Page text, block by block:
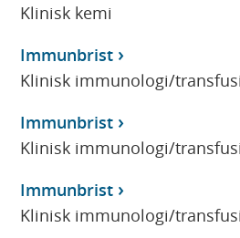
Klinisk kemi
Immunbrist
Klinisk immunologi/
Immunbrist
Klinisk immunologi/
Immunbrist
Klinisk immunologi/